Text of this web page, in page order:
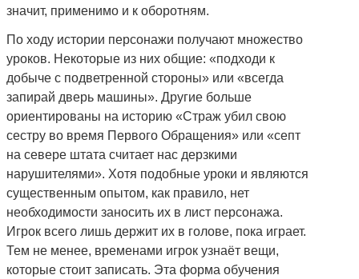
значит, применимо и к оборотням.
По ходу истории персонажи получают множество
уроков. Некоторые из них общие: «подходи к
добыче с подветренной стороны» или «всегда
запирай дверь машины». Другие больше
ориентированы на историю «Страж убил свою
сестру во время Первого Обращения» или «септ
на севере штата считает нас дерзкими
нарушителями». Хотя подобные уроки и являются
существенным опытом, как правило, нет
необходимости заносить их в лист персонажа.
Игрок всего лишь держит их в голове, пока играет.
Тем не менее, временами игрок узнаёт вещи,
которые стоит записать. Эта форма обучения